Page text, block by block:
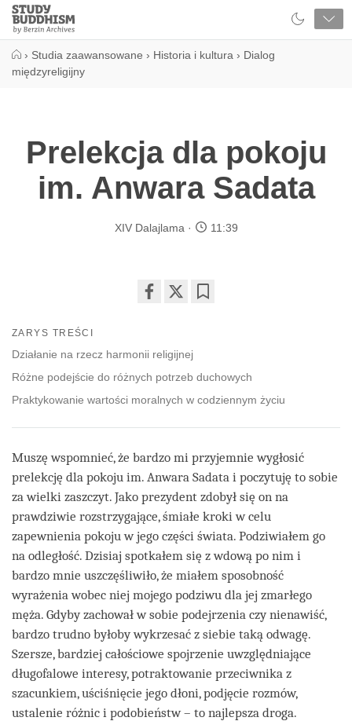
Close
Study
Buddhism
› Studia zaawansowane › Historia i kultura › Dialog
międzyreligijny
Prelekcja dla pokoju
im. Anwara Sadata
XIV Dalajlama 11:39
facebook
ZARYS TREŚCI
Działanie na rzecz harmonii religijnej
Różne podejście do różnych potrzeb duchowych
Praktykowanie wartości moralnych w codziennym życiu
Muszę wspomnieć, że bardzo mi przyjemnie wygłosić
prelekcję dla pokoju im. Anwara Sadata i poczytuję to sobie
za wielki zaszczyt. Jako prezydent zdobył się on na
prawdziwie rozstrzygające, śmiałe kroki w celu
zapewnienia pokoju w jego części świata. Podziwiałem go
na odległość. Dzisiaj spotkałem się z wdową po nim i
bardzo mnie uszczęśliwiło, że miałem sposobność
wyrażenia wobec niej mojego podziwu dla jej zmarłego
męża. Gdyby zachował w sobie podejrzenia czy nienawiść,
bardzo trudno byłoby wykrzesać z siebie taką odwagę.
Szersze, bardziej całościowe spojrzenie uwzględniające
długofalowe interesy, potraktowanie przeciwnika z
szacunkiem, uściśnięcie jego dłoni, podjęcie rozmów,
ustalenie różnic i podobieństw – to najlepsza droga.